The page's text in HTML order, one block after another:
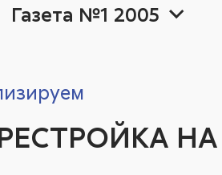
Газета №1 2005